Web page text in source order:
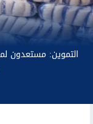
العامة بحضرة